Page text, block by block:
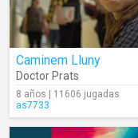
Caminem Lluny
Doctor Prats
8 años | 11606 jugadas
as7733